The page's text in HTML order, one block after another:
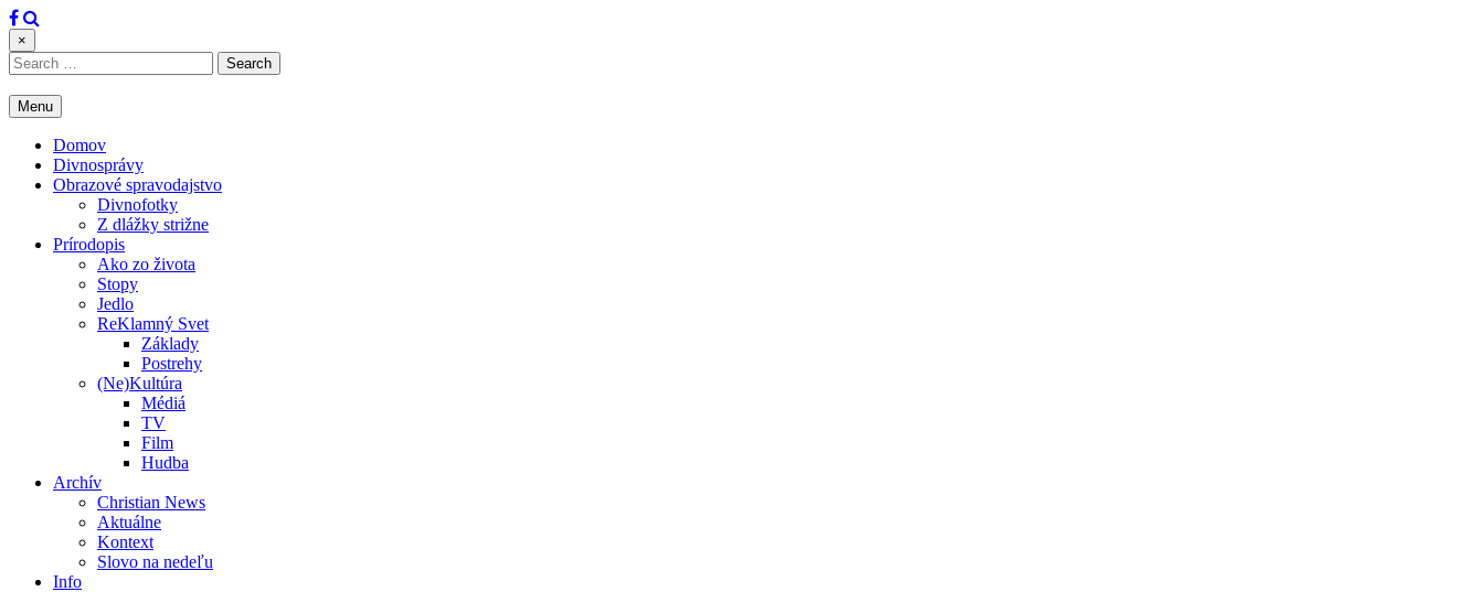
Skip
to
content
×
Search
for:
Menu
Domov
Divnosprávy
Obrazové spravodajstvo
Divnofotky
Z dlážky strižne
Prírodopis
Ako zo života
Stopy
Jedlo
ReKlamný Svet
Základy
Postrehy
(Ne)Kultúra
Médiá
TV
Film
Hudba
Archív
Christian News
Aktuálne
Kontext
Slovo na nedeľu
Info